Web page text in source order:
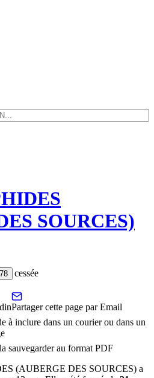
SOURCES)
cessée
Partager cette page par Email
à inclure dans un courier ou dans un
sauvegarder au format PDF
(AUBERGE DES SOURCES) a